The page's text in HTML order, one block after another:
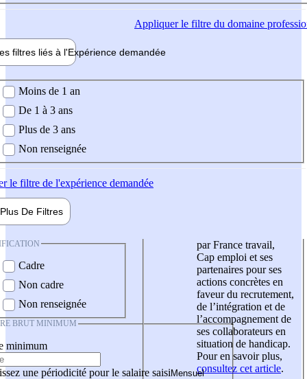
Appliquerle filtre du domaine
filtres liés à l'Expérience demandée
demandée
Moins de 1 an
De 1 à 3 ans
Plus de 3 ans
Non renseignée
le filtre de l'expérience demandée
Plus De Filtres
Cadre
Non cadre
Non renseignée
BRUT MINIMUM
minimum
une périodicité pour le salaire saisi
par France travail,
Cap emploi et ses
partenaires pour ses
actions concrètes en
faveur du recrutement,
de l’intégration et de
l’accompagnement de
ses collaborateurs en
situation de handicap.
Pour en savoir plus,
consultez cet article.